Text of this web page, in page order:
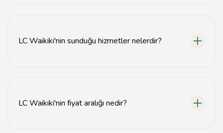
mevcuttur.
LC Waikiki'nin sunduğu hizmetler nelerdir?
LC Waikiki'nin fiyat aralığı nedir?